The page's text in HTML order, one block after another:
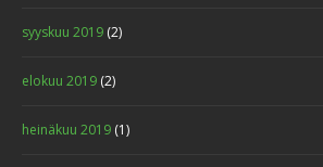
syyskuu 2019 (2)
elokuu 2019 (2)
heinäkuu 2019 (1)